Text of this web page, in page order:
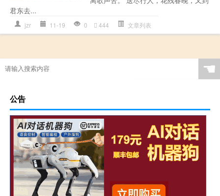
君东去...
jzr 11-19 0 444 文章列表
☚
公告